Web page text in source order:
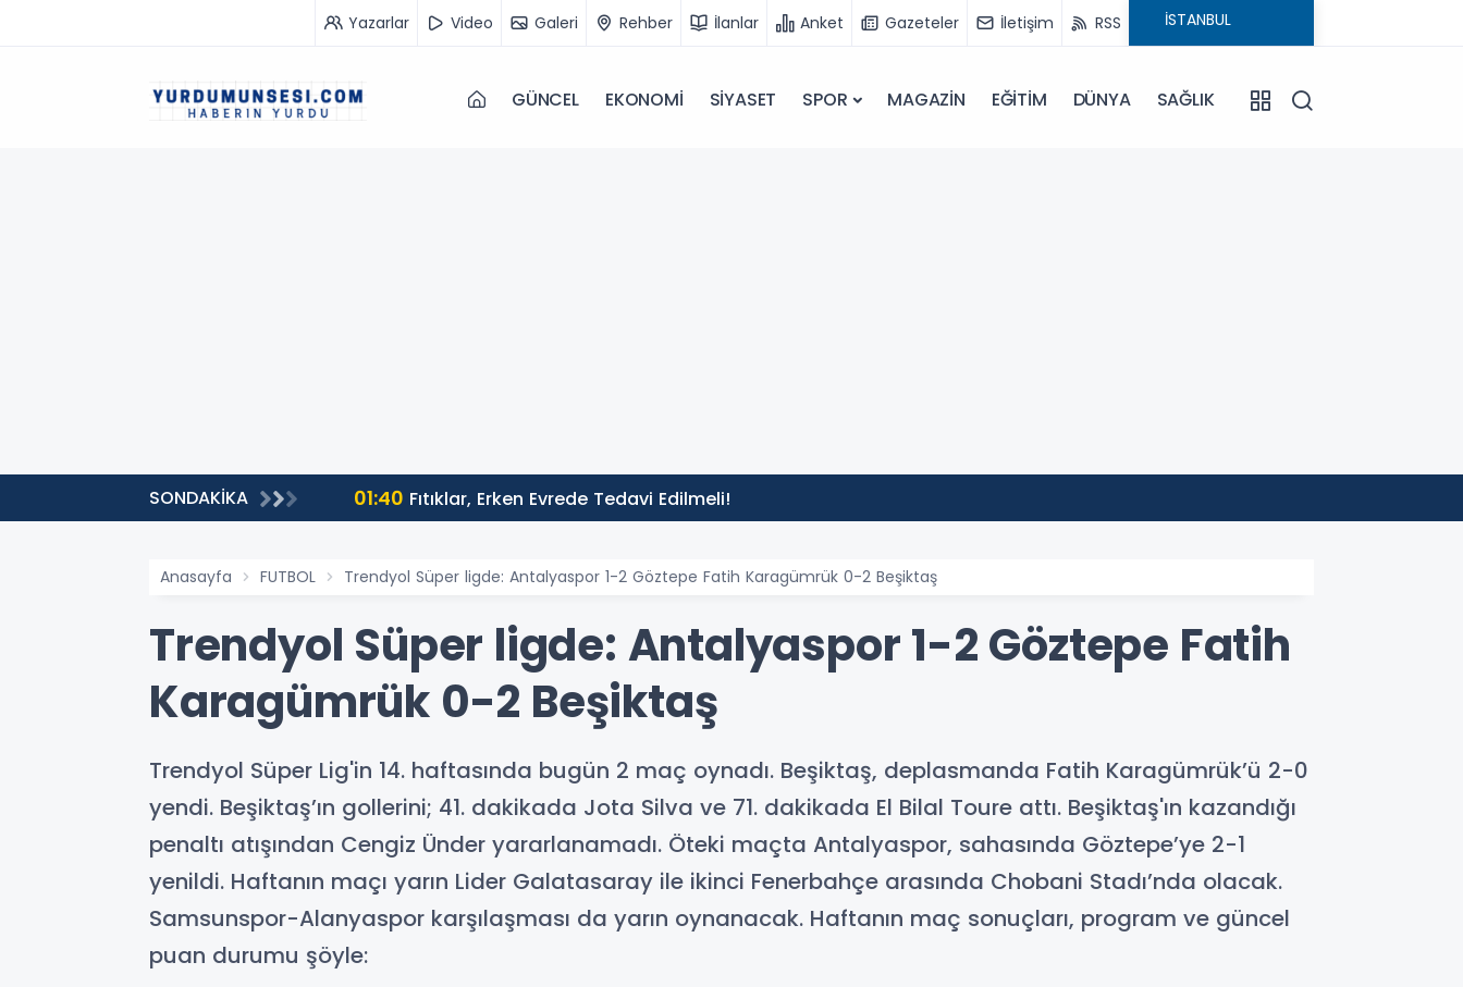
Yazarlar Video Galeri Rehber İlanlar Anket Gazeteler İletişim RSS
GÜNCEL EKONOMİ SİYASET SPOR MAGAZİN EĞİTİM DÜNYA SAĞLIK
SONDAKİKA 01:40 Fıtıklar, Erken Evrede Tedavi Edilmeli!
Anasayfa FUTBOL Trendyol Süper ligde: Antalyaspor 1-2 Göztepe Fatih Karagümrük 0-2 Beşiktaş
Trendyol Süper ligde: Antalyaspor 1-2 Göztepe Fatih
Karagümrük 0-2 Beşiktaş
Trendyol Süper Lig'in 14. haftasında bugün 2 maç oynadı. Beşiktaş, deplasmanda Fatih Karagümrük’ü 2-0
yendi. Beşiktaş’ın gollerini; 41. dakikada Jota Silva ve 71. dakikada El Bilal Toure attı. Beşiktaş'ın kazandığı
penaltı atışından Cengiz Ünder yararlanamadı. Öteki maçta Antalyaspor, sahasında Göztepe’ye 2-1
yenildi. Haftanın maçı yarın Lider Galatasaray ile ikinci Fenerbahçe arasında Chobani Stadı’nda olacak.
Samsunspor-Alanyaspor karşılaşması da yarın oynanacak. Haftanın maç sonuçları, program ve güncel
puan durumu şöyle: